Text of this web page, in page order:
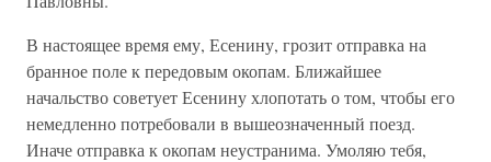
В настоящее время ему, Есенину, грозит отправка на
бранное поле к передовым окопам. Ближайшее
начальство советует Есенину хлопотать о том, чтобы его
немедленно потребовали в вышеозначенный поезд.
Иначе отправка к окопам неустранима. Умоляю тебя,